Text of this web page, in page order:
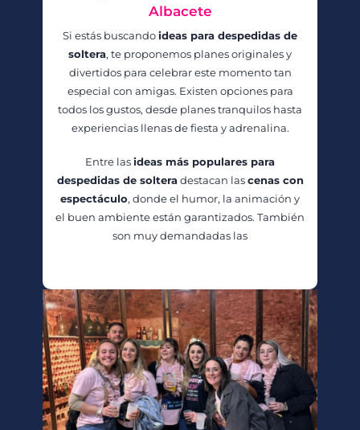
Albacete
Si estás buscandoideas para despedidas de
soltera, te proponemos planes originales y
divertidos para celebrar este momento tan
especial con amigas. Existen opciones para
todos los gustos, desde planes tranquilos hasta
experiencias llenas de fiesta y adrenalina.
Entre lasideas más populares para
despedidas de solteradestacan lascenas con
espectáculo, donde el humor, la animación y
el buen ambiente están garantizados. También
son muy demandadas las